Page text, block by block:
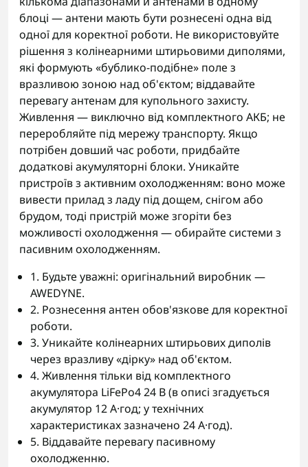
блоці — антени мають бути рознесені одна від
одної для коректної роботи. Не використовуйте
рішення з колінеарними штирьовими диполями,
які формують «бублико-подібне» поле з
вразливою зоною над об'єктом; віддавайте
перевагу антенам для купольного захисту.
Живлення — виключно від комплектного АКБ; не
переробляйте під мережу транспорту. Якщо
потрібен довший час роботи, придбайте
додаткові акумуляторні блоки. Уникайте
пристроїв з активним охолодженням: воно може
вивести прилад з ладу під дощем, снігом або
брудом, тоді пристрій може згоріти без
можливості охолодження — обирайте системи з
пасивним охолодженням.
1. Будьте уважні: оригінальний виробник —
AWEDYNE.
2. Рознесення антен обов'язкове для коректної
роботи.
3. Уникайте колінеарних штирьових диполів
через вразливу «дірку» над об'єктом.
4. Живлення тільки від комплектного
акумулятора LiFePo4 24 В (в описі згадується
акумулятор 12 А·год; у технічних
характеристиках зазначено 24 А·год).
5. Віддавайте перевагу пасивному
охолодженню.